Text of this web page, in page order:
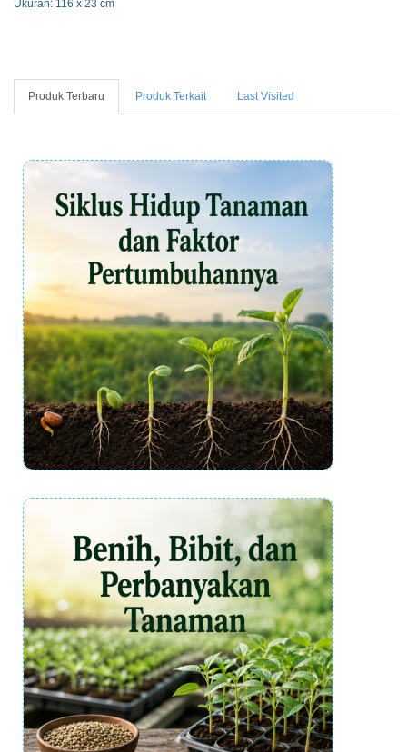
Ukuran: 116 x 23 cm
Produk Terbaru Produk Terkait Last Visited